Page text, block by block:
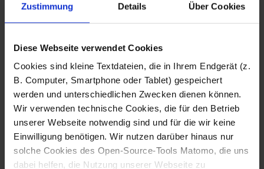
Zustimmung Details Über Cookies
Diese Webseite verwendet Cookies
Cookies sind kleine Textdateien, die in Ihrem Endgerät (z.
B. Computer, Smartphone oder Tablet) gespeichert
werden und unterschiedlichen Zwecken dienen können.
Wir verwenden technische Cookies, die für den Betrieb
unserer Webseite notwendig sind und für die wir keine
Einwilligung benötigen. Wir nutzen darüber hinaus nur
solche Cookies des Open-Source-Tools Matomo, die uns
dabei helfen, die Nutzung unserer Webseite zu
Fotografo: Lorenz
Sternbach
Download
Fotografo: Lorenz
Sternbach
Download